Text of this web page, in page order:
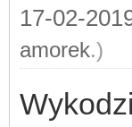
17-02-
amorek.)